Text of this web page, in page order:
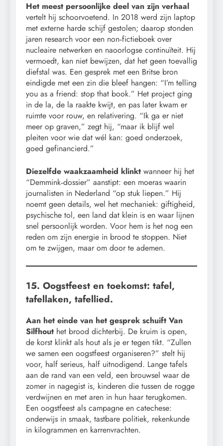
Het meest persoonlijke deel van zijn verhaal
vertelt hij schoorvoetend. In 2018 werd zijn laptop
met externe harde schijf gestolen; daarop stonden
jaren research voor een non‑fictieboek over
nucleaire netwerken en naoorlogse continuïteit. Hij
vermoedt, kan niet bewijzen, dat het geen toevallig
diefstal was. Een gesprek met een Britse bron
eindigde met een zin die bleef hangen: “I’m telling
you as a friend: stop that book.” Het project ging
in de la, de la raakte kwijt, en pas later kwam er
ruimte voor rouw, en relativering. “Ik ga er niet
meer op graven,” zegt hij, “maar ik blijf wel
pleiten voor wie dat wél kan: goed onderzoek,
goed gefinancierd.”
Diezelfde waakzaamheid klinkt wanneer hij het
“Demmink‑dossier” aanstipt: een moeras waarin
journalisten in Nederland “op stuk liepen.” Hij
noemt geen details, wel het mechaniek: giftigheid,
psychische tol, een land dat klein is en waar lijnen
snel persoonlijk worden. Voor hem is het nog een
reden om zijn energie in brood te stoppen. Niet
om te zwijgen, maar om door te ademen.
15. Oogstfeest en toekomst: tafel,
tafellaken, tafellied.
Aan het einde van het gesprek schuift Van
Silfhout het brood dichterbij. De kruim is open,
de korst klinkt als hout als je er tegen tikt. “Zullen
we samen een oogstfeest organiseren?” stelt hij
voor, half serieus, half uitnodigend. Lange tafels
aan de rand van een veld, een brouwsel waar de
zomer in nagegist is, kinderen die tussen de rogge
verdwijnen en met aren in hun haar terugkomen.
Een oogstfeest als campagne en catechese:
onderwijs in smaak, tastbare politiek, rekenkunde
in kilogrammen en karrenvrachten.